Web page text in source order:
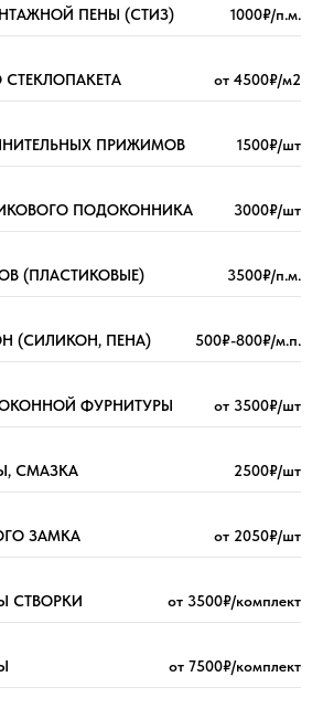
ПЕНЫ (СТИЗ) 1000₽/п.м.
СТЕКЛОПАКЕТА от 4500₽/м2
ПРИЖИМОВ 1500₽/шт
ПОДОКОННИКА 3000₽/шт
(ПЛАСТИКОВЫЕ) 3500₽/п.м.
(СИЛИКОН, ПЕНА) 500₽-800₽/м.п.
ФУРНИТУРЫ от 3500₽/шт
СМАЗКА 2500₽/шт
ЗАМКА от 2050₽/шт
СТВОРКИ от 3500₽/комплект
от 7500₽/комплект